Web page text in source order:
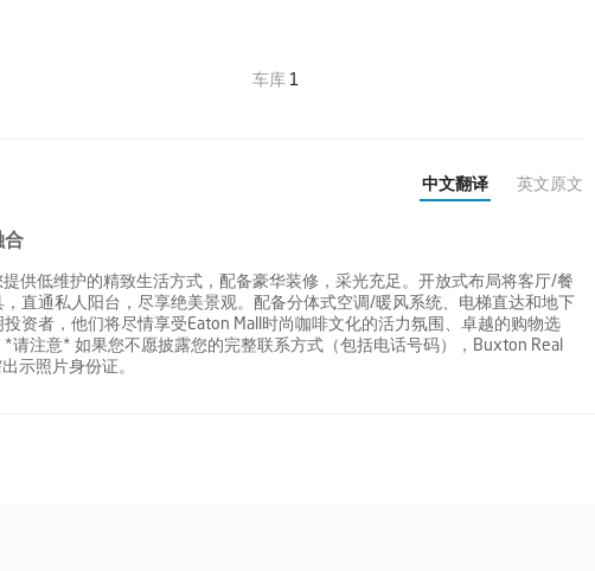
车库 1
中文翻译 英文原文
合
供低维护的精致生活方式，配备豪华装修，采光充足。开放式布局将客厅/餐
直通私人阳台，尽享绝美景观。配备分体式空调/暖风系统、电梯直达和地下
资者，他们将尽情享受Eaton Mall时尚咖啡文化的活力氛围、卓越的购物选
请注意* 如果您不愿披露您的完整联系方式（包括电话号码），Buxton Real
示照片身份证。